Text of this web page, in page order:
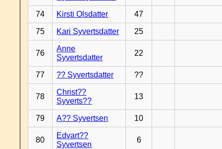
74 Kirsti Olsdatter 47
75 Kari Syvertsdatter 25
76
Anne
Syvertsdatter
22
77 ?? Syvertsdatter ??
78
Christ??
Syverts??
13
79 A?? Syvertsen 10
80
Edvart??
Syvertsen
6